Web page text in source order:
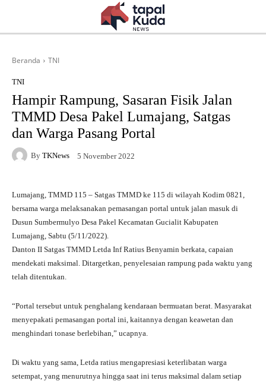
Beranda TNI
TNI
Hampir Rampung, Sasaran Fisik Jalan
TMMD Desa Pakel Lumajang, Satgas
dan Warga Pasang Portal
By TKNews 5 November 2022
Lumajang, TMMD 115 – Satgas TMMD ke 115 di wilayah Kodim 0821,
bersama warga melaksanakan pemasangan portal untuk jalan masuk di
Dusun Sumbermulyo Desa Pakel Kecamatan Gucialit Kabupaten
Lumajang, Sabtu (5/11/2022).
Danton II Satgas TMMD Letda Inf Ratius Benyamin berkata, capaian
mendekati maksimal. Ditargetkan, penyelesaian rampung pada waktu yang
telah ditentukan.
“Portal tersebut untuk penghalang kendaraan bermuatan berat. Masyarakat
menyepakati pemasangan portal ini, kaitannya dengan keawetan dan
menghindari tonase berlebihan,” ucapnya.
Di waktu yang sama, Letda ratius mengapresiasi keterlibatan warga
setempat, yang menurutnya hingga saat ini terus maksimal dalam setiap